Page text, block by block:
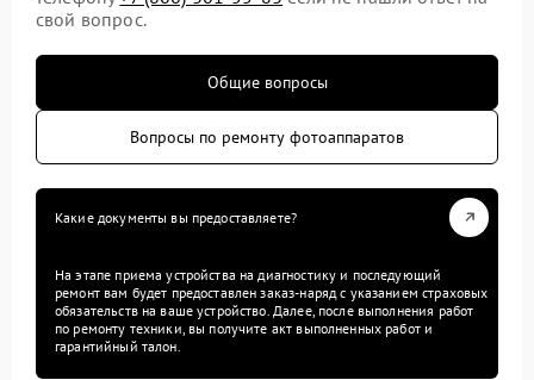
свой вопрос.
Общие вопросы
Вопросы по ремонту фотоаппаратов
Какие документы вы предоставляете?
На этапе приема устройства на диагностику и последующий
ремонт вам будет предоставлен заказ-наряд с указанием страховых
обязательств на ваше устройство. Далее, после выполнения работ
по ремонту техники, вы получите акт выполненных работ и
гарантийный талон.